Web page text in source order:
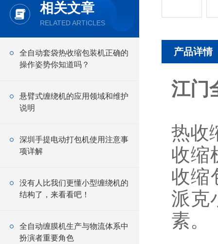
相关文章
RELATED ARTICLES
全自动套袋热收缩包装机正确的
操作姿势你知道吗？
悬臂式缠绕机的应用领域和维护
说明
深圳手提电动打包机使用注意事
项详解
没有人比我们更懂小型缠绕机的
结构了，来看看吧！
全自动缠膜机生产与物流体系中
扮演者重要角色
产品详情
江门
热收
收缩
收缩
派克
素。